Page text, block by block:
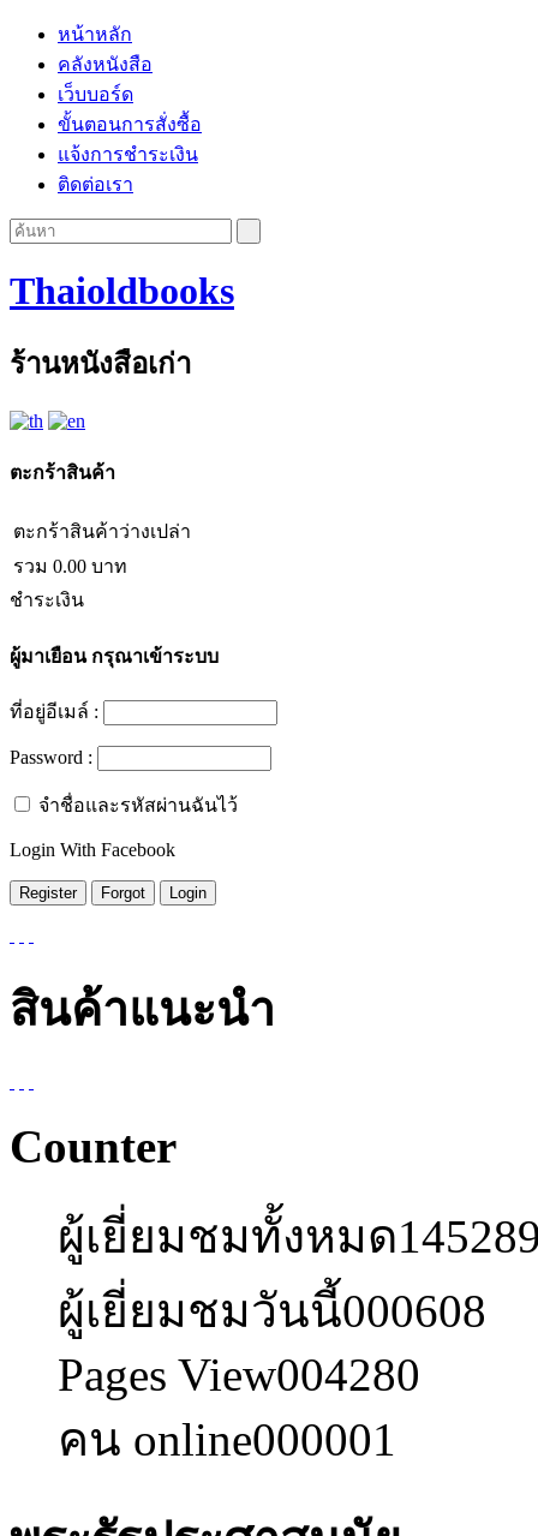
หน้าหลัก
คลังหนังสือ
เว็บบอร์ด
ขั้นตอนการสั่งซื้อ
แจ้งการชำระเงิน
ติดต่อเรา
Thaioldbooks
ร้านหนังสือเก่า
ตะกร้าสินค้า
ตะกร้าสินค้าว่างเปล่า
รวม 0.00 บาท
ชำระเงิน
ผู้มาเยือนกรุณาเข้าระบบ
ที่อยู่อีเมล์ :
Password :
จำชื่อและรหัสผ่านฉันไว้
Login With Facebook
สินค้าแนะนำ
Counter
ผู้เยี่ยมชมทั้งหมด
ผู้เยี่ยมชมวันนี้000608
Pages View004280
คน online000001